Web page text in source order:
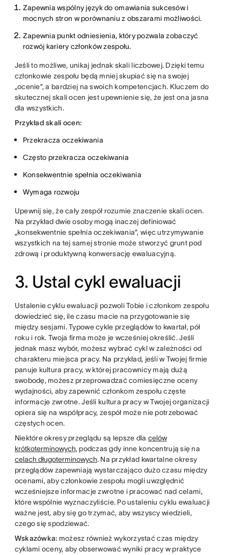
Zapewnia wspólny język do omawiania sukcesów i
mocnych stron w porównaniu z obszarami możliwości.
Zapewnia punkt odniesienia, który pozwala zobaczyć
rozwój kariery członków zespołu.
Jeśli to możliwe, unikaj jednak skali liczbowej. Dzięki temu
członkowie zespołu będą mniej skupiać się na swojej
„ocenie”, a bardziej na swoich kompetencjach. Kluczem do
skutecznej skali ocen jest upewnienie się, że jest ona jasna
dla wszystkich.
Przykład skali ocen:
Przekracza oczekiwania
Często przekracza oczekiwania
Konsekwentnie spełnia oczekiwania
Wymaga rozwoju
Upewnij się, że cały zespół rozumie znaczenie skali ocen.
Na przykład dwie osoby mogą inaczej definiować
„konsekwentnie spełnia oczekiwania”, więc utrzymywanie
wszystkich na tej samej stronie może stworzyć grunt pod
zdrową i produktywną konwersację ewaluacyjną.
3. Ustal cykl ewaluacji
Ustalenie cyklu ewaluacji pozwoli Tobie i członkom zespołu
dowiedzieć się, ile czasu macie na przygotowanie się
między sesjami. Typowe cykle przeglądów to kwartał, pół
roku i rok. Twoja firma może je wcześniej określić. Jeśli
jednak masz wybór, możesz wybrać cykl w zależności od
charakteru miejsca pracy. Na przykład, jeśli w Twojej firmie
panuje kultura pracy, w której pracownicy mają dużą
swobodę, możesz przeprowadzać comiesięczne oceny
wydajności, aby zapewnić członkom zespołu częste
informacje zwrotne. Jeśli kultura pracy w Twojej organizacji
opiera się na współpracy, zespół może nie potrzebować
częstych ocen.
Niektóre okresy przeglądu są lepsze dla celów
krótkoterminowych, podczas gdy inne koncentrują się na
celach długoterminowych. Na przykład kwartalne okresy
przeglądów zapewniają wystarczająco dużo czasu między
ocenami, aby członkowie zespołu mogli uwzględnić
wcześniejsze informacje zwrotne i pracować nad celami,
które wspólnie wyznaczyliście. Po ustaleniu cyklu ewaluacji
ważne jest, aby się go trzymać, aby wszyscy wiedzieli,
czego się spodziewać.
Wskazówka: możesz również wykorzystać czas między
cyklami oceny, aby obserwować wyniki pracy w praktyce